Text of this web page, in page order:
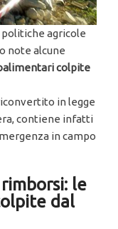
agricole
note alcune
colpite
in legge
contiene infatti
in campo
le
dal